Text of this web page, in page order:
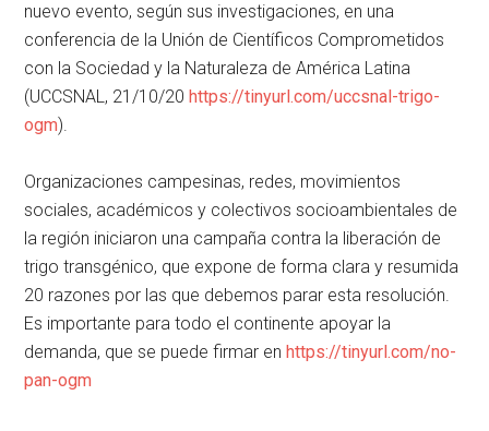
nuevo evento, según sus investigaciones, en una
conferencia de la Unión de Científicos Comprometidos
con la Sociedad y la Naturaleza de América Latina
(UCCSNAL, 21/10/20 https://tinyurl.com/uccsnal-trigo-
ogm).
Organizaciones campesinas, redes, movimientos
sociales, académicos y colectivos socioambientales de
la región iniciaron una campaña contra la liberación de
trigo transgénico, que expone de forma clara y resumida
20 razones por las que debemos parar esta resolución.
Es importante para todo el continente apoyar la
demanda, que se puede firmar en https://tinyurl.com/no-
pan-ogm